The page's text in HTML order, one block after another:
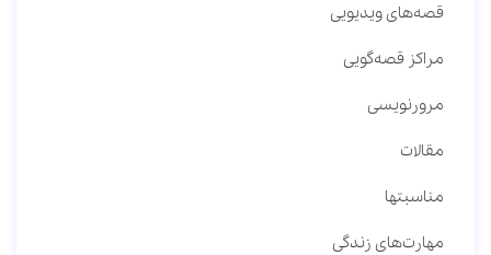
قصه‌های ویدیویی
مراکز قصه‌گویی
مرورنویسی
مقالات
مناسبتها
مهارت‌های زندگی